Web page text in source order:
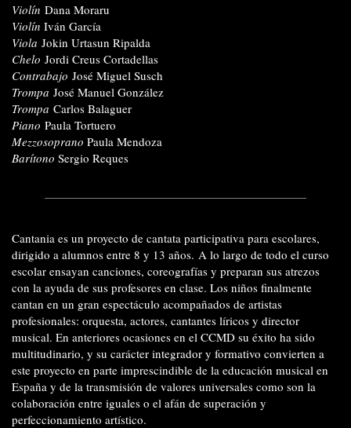
Violín Dana Moraru
Violín Iván García
Viola Jokin Urtasun Ripalda
Chelo Jordi Creus Cortadellas
Contrabajo José Miguel Susch
Trompa José Manuel González
Trompa Carlos Balaguer
Piano Paula Tortuero
Mezzosoprano Paula Mendoza
Barítono Sergio Reques
Cantania es un proyecto de cantata participativa para escolares,
dirigido a alumnos entre 8 y 13 años. A lo largo de todo el curso
escolar ensayan canciones, coreografías y preparan sus atrezos
con la ayuda de sus profesores en clase. Los niños finalmente
cantan en un gran espectáculo acompañados de artistas
profesionales: orquesta, actores, cantantes líricos y director
musical. En anteriores ocasiones en el CCMD su éxito ha sido
multitudinario, y su carácter integrador y formativo convierten a
este proyecto en parte imprescindible de la educación musical en
España y de la transmisión de valores universales como son la
colaboración entre iguales o el afán de superación y
perfeccionamiento artístico.